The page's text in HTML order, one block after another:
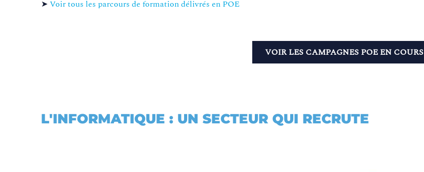
➤Voir tous les parcours de formation délivrés en POE
VOIR LES CAMPAGNES POE EN COURS
L'INFORMATIQUE : UN SECTEUR QUI RECRUTE